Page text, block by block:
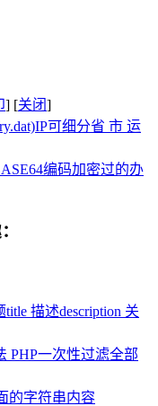
] [关闭]
可细分省 市 运
编码加密过的办
title 描述description 关
PHP一次性过滤全部
的字符串内容